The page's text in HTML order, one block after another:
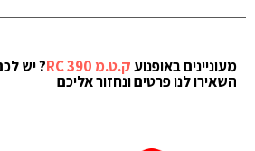
מעוניינים באופנועק.ט.מ 390 RC ? יש
השאירו לנו פרטים ונחזור אליכם